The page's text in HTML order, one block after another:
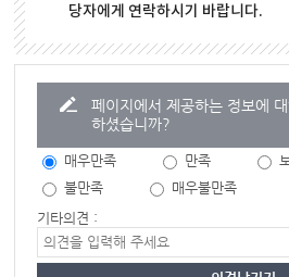
당자에게 연락하시기 바랍니다.
페이지에서 제공하는 정보에
하셨습니까?
매우만족 만족
불만족
매우불만족
기타의견 :